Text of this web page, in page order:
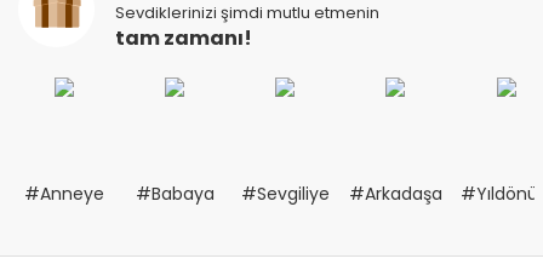
Sevdiklerinizi şimdi mutlu etmenin
tam zamanı!
#Anneye #Babaya #Sevgiliye #Arkadaşa